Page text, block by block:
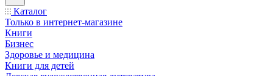
Каталог
Только в интернет-магазине
Книги
Бизнес
Здоровье и медицина
Книги для детей